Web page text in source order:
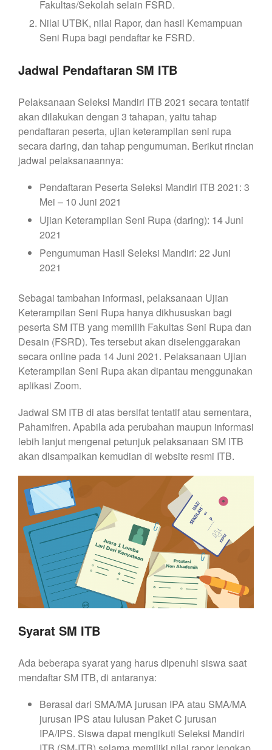
Fakultas/Sekolah selain FSRD.
Nilai UTBK, nilai Rapor, dan hasil Kemampuan
Seni Rupa bagi pendaftar ke FSRD.
Jadwal Pendaftaran SM ITB
Pelaksanaan Seleksi Mandiri ITB 2021 secara tentatif
akan dilakukan dengan 3 tahapan, yaitu tahap
pendaftaran peserta, ujian keterampilan seni rupa
secara daring, dan tahap pengumuman. Berikut rincian
jadwal pelaksanaannya:
Pendaftaran Peserta Seleksi Mandiri ITB 2021: 3
Mei – 10 Juni 2021
Ujian Keterampilan Seni Rupa (daring): 14 Juni
2021
Pengumuman Hasil Seleksi Mandiri: 22 Juni
2021
Sebagai tambahan informasi, pelaksanaan Ujian
Keterampilan Seni Rupa hanya dikhususkan bagi
peserta SM ITB yang memilih Fakultas Seni Rupa dan
Desain (FSRD). Tes tersebut akan diselenggarakan
secara online pada 14 Juni 2021. Pelaksanaan Ujian
Keterampilan Seni Rupa akan dipantau menggunakan
aplikasi Zoom.
Jadwal SM ITB di atas bersifat tentatif atau sementara,
Pahamifren. Apabila ada perubahan maupun informasi
lebih lanjut mengenai petunjuk pelaksanaan SM ITB
akan disampaikan kemudian di website resmi ITB.
Syarat SM ITB
Ada beberapa syarat yang harus dipenuhi siswa saat
mendaftar SM ITB, di antaranya:
Berasal dari SMA/MA jurusan IPA atau SMA/MA
jurusan IPS atau lulusan Paket C jurusan
IPA/IPS. Siswa dapat mengikuti Seleksi Mandiri